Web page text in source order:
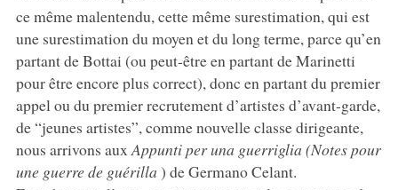
ce même malentendu, cette même surestimation, qui est
une surestimation du moyen et du long terme, parce qu’en
partant de Bottai (ou peut-être en partant de Marinetti
pour être encore plus correct), donc en partant du premier
appel ou du premier recrutement d’artistes d’avant-garde,
de “jeunes artistes”, comme nouvelle classe dirigeante,
nous arrivons aux Appunti per una guerriglia (Notes pour
une guerre de guérilla ) de Germano Celant.